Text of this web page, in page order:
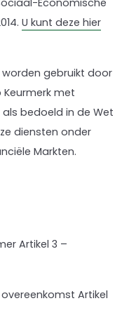
Economische
U kunt deze hier
worden gebruikt door
met
bedoeld in de Wet
diensten onder
Markten.
Artikel 3 –
Artikel